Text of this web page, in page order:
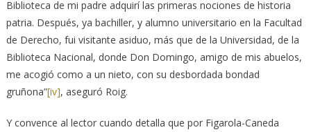
Biblioteca de mi padre adquirí las primeras nociones de historia
patria. Después, ya bachiller, y alumno universitario en la Facultad
de Derecho, fui visitante asiduo, más que de la Universidad, de la
Biblioteca Nacional, donde Don Domingo, amigo de mis abuelos,
me acogió como a un nieto, con su desbordada bondad
gruñona”[iv], aseguró Roig.
Y convence al lector cuando detalla que por Figarola-Caneda